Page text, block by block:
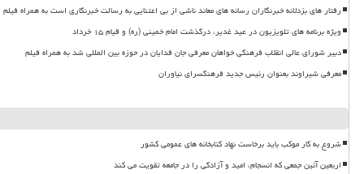
رفتار های بزدلانه خبرنگاران رسانه های معاند ناشی از بی اعتنایی به رسالت خبرنگاری است به همراه فیلم
ویژه برنامه های تلویزیون در عید غدیر، درگذشت امام خمینی (ره) و قیام ۱۵ خرداد
دبیر شورای عالی انقلاب فرهنگی خواهان معرفی جان فدایان در حوزه بین المللی شد به همراه فیلم
معرفی شیراوند بعنوان رئیس جدید فرهنگسرای نیاوران
شروع به کار موکب باید برخاست نهاد کتابخانه های عمومی کشور
اربعین آئین جمعی که انسجام، امید و آزادگی را در جامعه تقویت می کند